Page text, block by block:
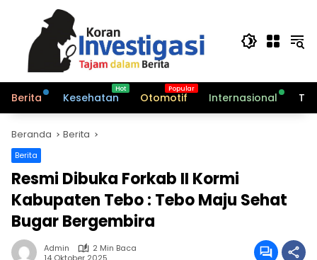
Berita Kesehatan Otomotif Internasional
Beranda Berita
Berita
Resmi Dibuka Forkab II Kormi
Kabupaten Tebo : Tebo Maju Sehat
Bugar Bergembira
Admin
2 Min Baca